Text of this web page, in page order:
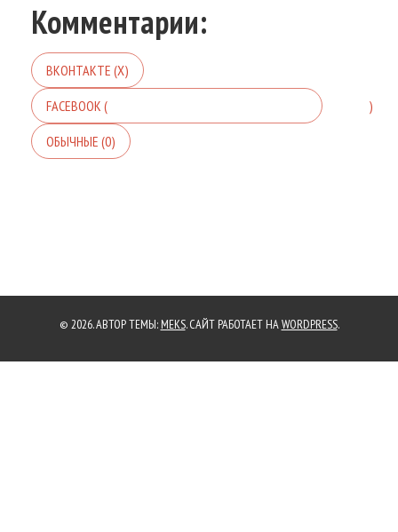
Комментарии:
ВКОНТАКТЕ (X)
FACEBOOK (
)
ОБЫЧНЫЕ (0)
© 2026. АВТОР ТЕМЫ: MEKS. САЙТ РАБОТАЕТ НАWORDPRESS.